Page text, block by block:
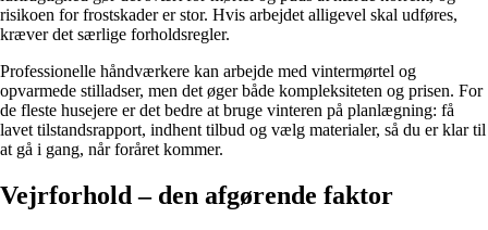
risikoen for frostskader er stor. Hvis arbejdet alligevel skal udføres,
kræver det særlige forholdsregler.
Professionelle håndværkere kan arbejde med vintermørtel og
opvarmede stilladser, men det øger både kompleksiteten og prisen. For
de fleste husejere er det bedre at bruge vinteren på planlægning: få
lavet tilstandsrapport, indhent tilbud og vælg materialer, så du er klar til
at gå i gang, når foråret kommer.
Vejrforhold – den afgørende faktor